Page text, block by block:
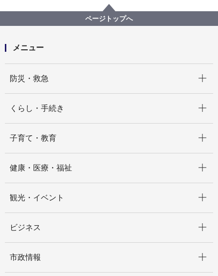
環境活動支援センター
ページトップへ
メニュー
防災・救急
くらし・手続き
子育て・教育
健康・医療・福祉
観光・イベント
ビジネス
市政情報